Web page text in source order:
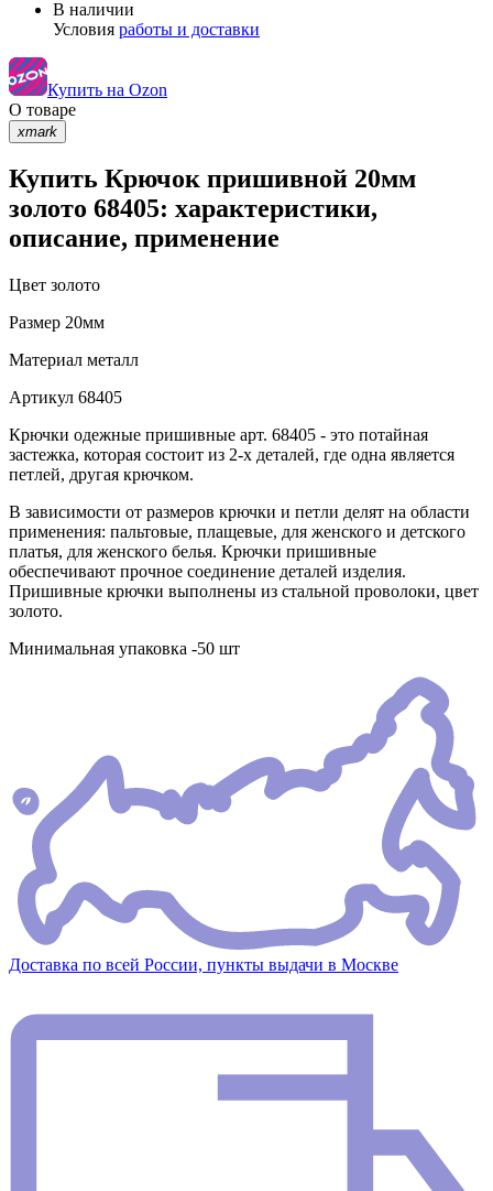
В наличии
Условия работы и доставки
Купить на Ozon
О товаре
xmark
Купить Крючок пришивной 20мм
золото 68405: характеристики,
описание, применение
Цвет золото
Размер 20мм
Материал металл
Артикул 68405
Крючки одежные пришивные арт. 68405 - это потайная
застежка, которая состоит из 2-х деталей, где одна является
петлей, другая крючком.
В зависимости от размеров крючки и петли делят на области
применения: пальтовые, плащевые, для женского и детского
платья, для женского белья. Крючки пришивные
обеспечивают прочное соединение деталей изделия.
Пришивные крючки выполнены из стальной проволоки, цвет
золото.
Минимальная упаковка -50 шт
Доставка по всей России, пункты выдачи в Москве